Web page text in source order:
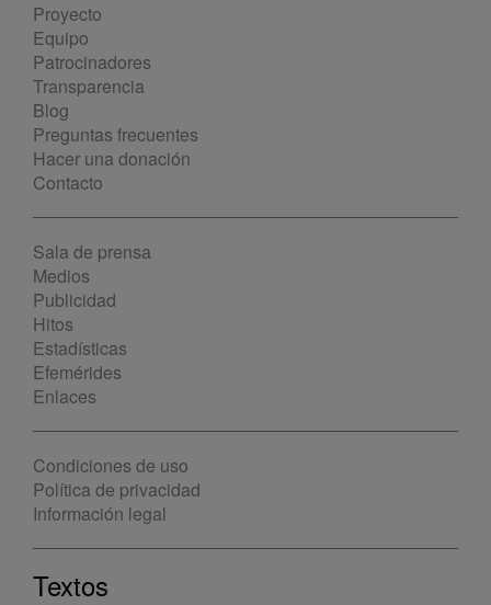
Proyecto
Equipo
Patrocinadores
Transparencia
Blog
Preguntas frecuentes
Hacer una donación
Contacto
Sala de prensa
Medios
Publicidad
Hitos
Estadísticas
Efemérides
Enlaces
Condiciones de uso
Política de privacidad
Información legal
Textos